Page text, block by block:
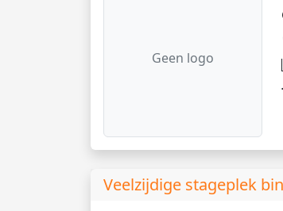
Geen logo
Veelzijdige stageplek